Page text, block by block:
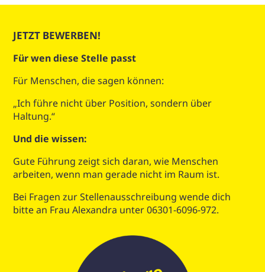
JETZT BEWERBEN!
Für wen diese Stelle passt
Für Menschen, die sagen können:
„Ich führe nicht über Position, sondern über
Haltung.“
Und die wissen:
Gute Führung zeigt sich daran, wie Menschen
arbeiten, wenn man gerade nicht im Raum ist.
Bei Fragen zur Stellenausschreibung wende dich
bitte an Frau Alexandra unter 06301-6096-972.